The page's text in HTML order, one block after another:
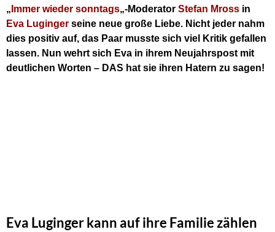
„ Immer wieder sonntags„-Moderator Stefan Mross in
Eva Luginger seine neue große Liebe. Nicht jeder nahm
dies positiv auf, das Paar musste sich viel Kritik gefallen
lassen. Nun wehrt sich Eva in ihrem Neujahrspost mit
deutlichen Worten – DAS hat sie ihren Hatern zu sagen!
Eva Luginger kann auf ihre Familie zählen